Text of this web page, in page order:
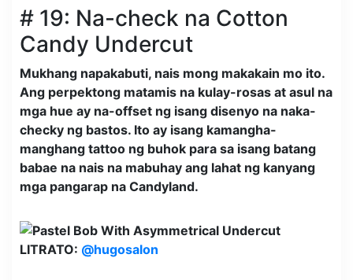
# 19: Na-check na Cotton
Candy Undercut
Mukhang napakabuti, nais mong makakain mo ito.
Ang perpektong matamis na kulay-rosas at asul na
mga hue ay na-offset ng isang disenyo na naka-
checky ng bastos. Ito ay isang kamangha-
manghang tattoo ng buhok para sa isang batang
babae na nais na mabuhay ang lahat ng kanyang
mga pangarap na Candyland.
LITRATO: @hugosalon